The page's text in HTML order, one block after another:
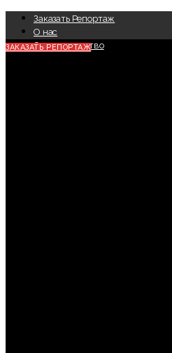
Заказать Репортаж
О нас
Сотрудничество
ЗАКАЗАТЬ РЕПОРТАЖ